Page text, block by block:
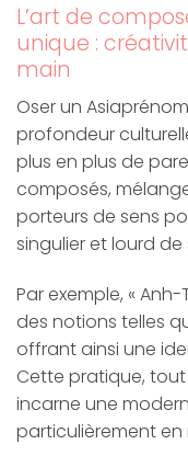
L’art de
unique :
main
Oser un
profondeur
plus en plus de
composés,
porteurs de sens
singulier et lourd
Par exemple, «
des notions telles
offrant ainsi une
Cette pratique,
incarne une
particulièrement en